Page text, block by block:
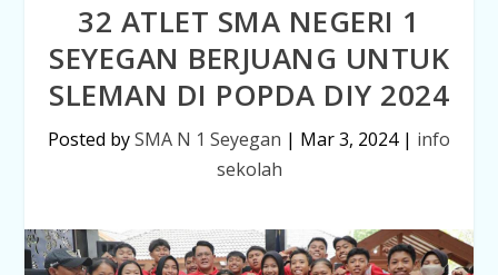
32 ATLET SMA NEGERI 1
SEYEGAN BERJUANG UNTUK
SLEMAN DI POPDA DIY 2024
Posted bySMA N 1 Seyegan | Mar 3, 2024| info
sekolah